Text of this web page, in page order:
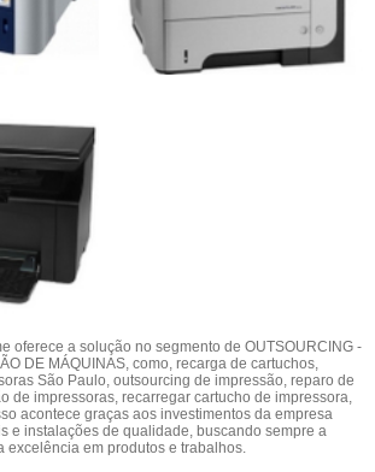
oferece a solução no segmento de OUTSOURCING -
DE MÁQUINAS, como, recarga de cartuchos,
São Paulo, outsourcing de impressão, reparo de
de impressoras, recarregar cartucho de impressora,
acontece graças aos investimentos da empresa
e instalações de qualidade, buscando sempre a
excelência em produtos e trabalhos.